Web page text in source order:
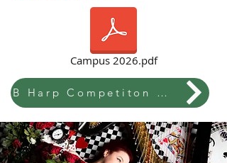
Campus 2026.pdf
B Harp Competiton & Festival